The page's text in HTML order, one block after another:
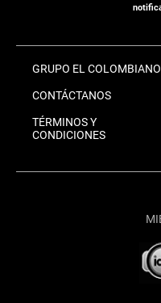
GRUPO EL COLOMBIANO
CONTÁCTANOS
TÉRMINOS Y
CONDICIONES